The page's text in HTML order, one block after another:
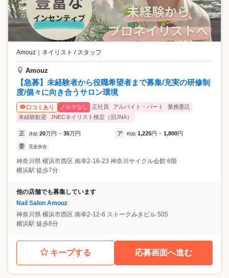
Amouz ｜ ネイリスト / スタッフ
Amouz
【急募】未経験者から役職希望者まで募集/充実の研修制
度/個々に向き合うサロン環境
口コミあり ノルマなし 正社員 アルバイト・パート
業務委託
未経験歓迎
JNECネイリスト検定（旧JNA）
正 月給 20万円 ~ 35万円 ア 時給 1,225円 ~ 1,800円
委 完全歩合
神奈川県 横浜市西区 南幸2-16-23 神奈川サイクル会館 6階
横浜駅 徒歩7分
他の店舗でも募集しています
Nail Salon Amouz
神奈川県 横浜市西区 南幸2-12-6 ストークみきビル 505
横浜駅 徒歩8分
キープする 応募画面へ進む